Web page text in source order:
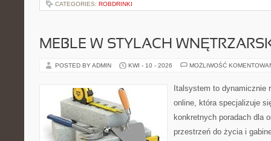
CATEGORIES: ROBDRINKI
MEBLE W STYLACH
POSTED BY ADMIN KWI - 10 - 2026 MOŻLIWOŚĆ
Italsystem to dynamicznie
online, która specjalizuje
konkretnych poradach dla
przestrzeń do życia i